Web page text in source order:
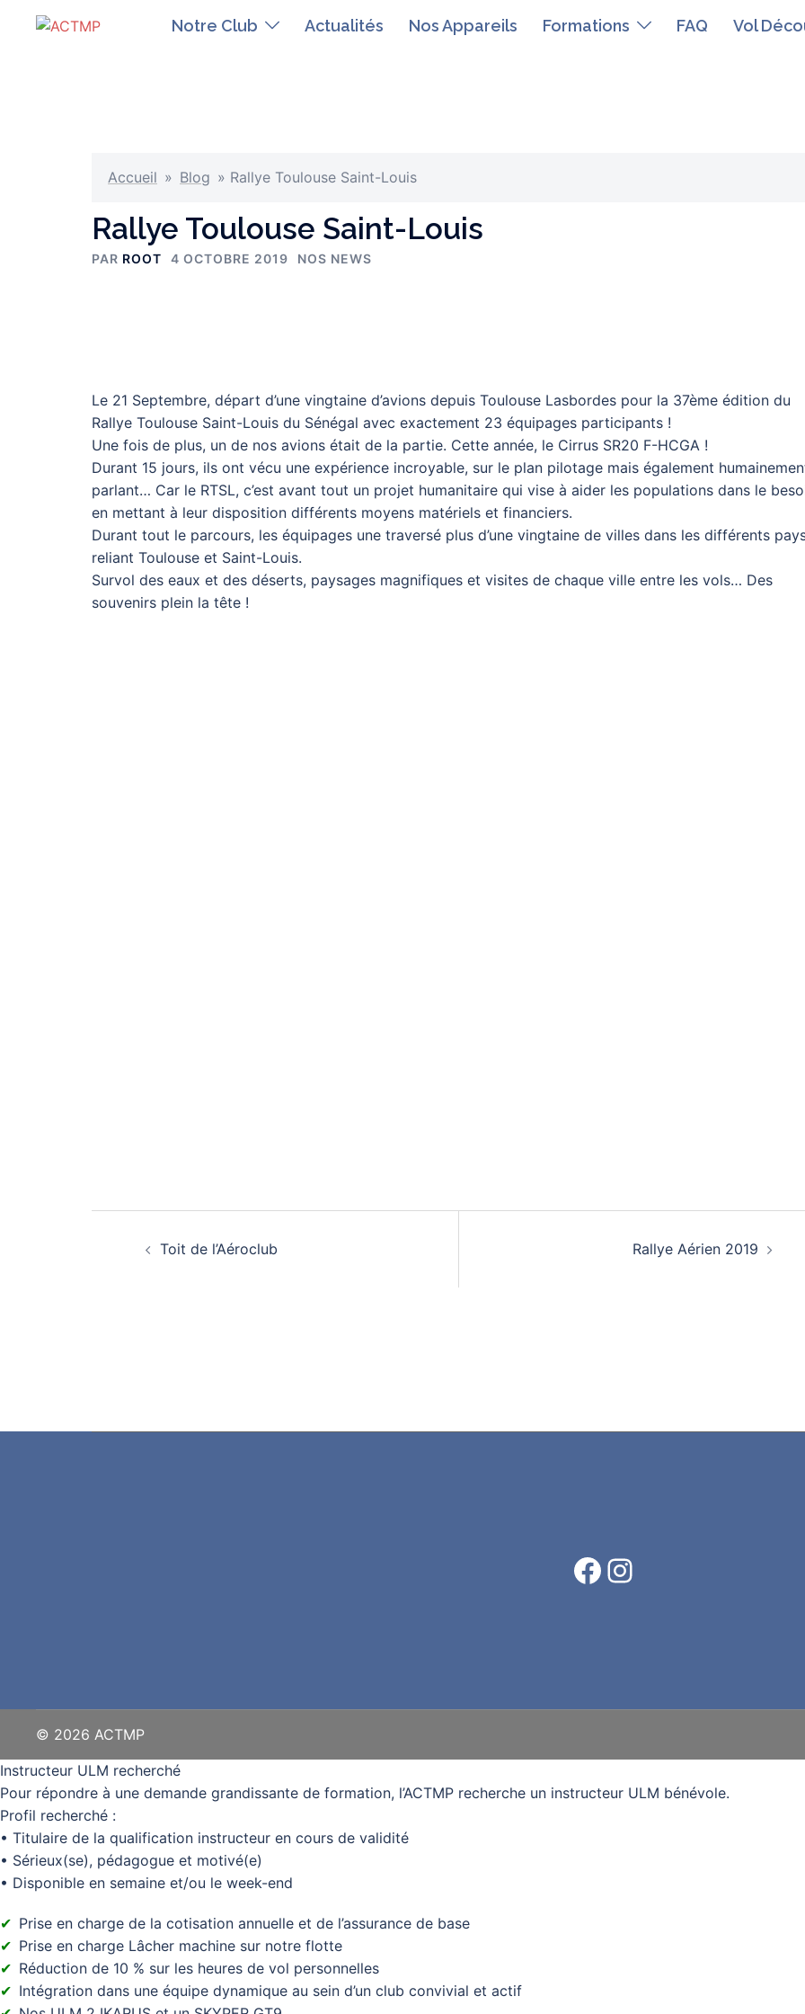
Notre Club Actualités Nos Appareils Formations FAQ Vol
Accueil » Blog » Rallye Toulouse Saint-Louis
Rallye Toulouse Saint-Louis
PAR ROOT 4 OCTOBRE 2019 NOS NEWS
Le 21 Septembre, départ d’une vingtaine d’avions depuis Toulouse Lasbordes pour la 37ème édition du
Rallye Toulouse Saint-Louis du Sénégal avec exactement 23 équipages participants !
Une fois de plus, un de nos avions était de la partie. Cette année, le Cirrus SR20 F-HCGA !
Durant 15 jours, ils ont vécu une expérience incroyable, sur le plan pilotage mais également
parlant… Car le RTSL, c’est avant tout un projet humanitaire qui vise à aider les populations dans le
en mettant à leur disposition différents moyens matériels et financiers.
Durant tout le parcours, les équipages une traversé plus d’une vingtaine de villes dans les différents
reliant Toulouse et Saint-Louis.
Survol des eaux et des déserts, paysages magnifiques et visites de chaque ville entre les vols… Des
souvenirs plein la tête !
Navigation d’article
Toit de l’Aéroclub Rallye Aérien 2019
Facebook
Instagram
© 2026 ACTMP
Instructeur ULM recherché
Pour répondre à une demande grandissante de formation, l’ACTMP recherche un instructeur ULM bénévole.
Profil recherché :
• Titulaire de la qualification instructeur en cours de validité
• Sérieux(se), pédagogue et motivé(e)
• Disponible en semaine et/ou le week-end
Prise en charge de la cotisation annuelle et de l’assurance de base
Prise en charge Lâcher machine sur notre flotte
Réduction de 10 % sur les heures de vol personnelles
Intégration dans une équipe dynamique au sein d’un club convivial et actif